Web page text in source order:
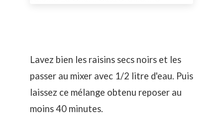
Lavez bien les raisins secs noirs et les
passer au mixer avec 1/2 litre d'eau. Puis
laissez ce mélange obtenu reposer au
moins 40 minutes.